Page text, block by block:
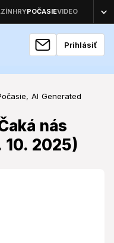
Prihlásiť
AI Generated
nás
10. 2025)
nás slnko